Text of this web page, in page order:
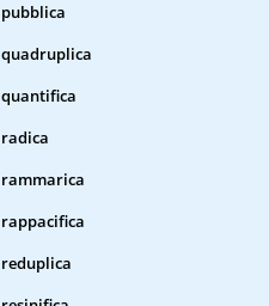
pubblica
quadruplica
quantifica
radica
rammarica
rappacifica
reduplica